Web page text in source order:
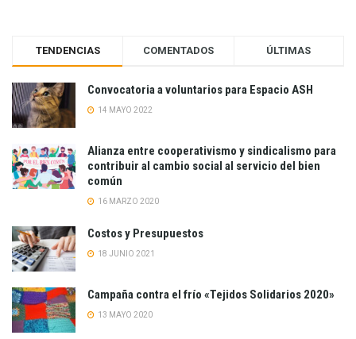
TENDENCIAS COMENTADOS ÚLTIMAS
Convocatoria a voluntarios para Espacio ASH
14 MAYO 2022
Alianza entre cooperativismo y sindicalismo para
contribuir al cambio social al servicio del bien
común
16 MARZO 2020
Costos y Presupuestos
18 JUNIO 2021
Campaña contra el frío «Tejidos Solidarios 2020»
13 MAYO 2020